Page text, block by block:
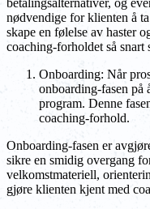
betalingsalternativer, og
nødvendige for klienten å
skape en følelse av haster
coaching-forholdet så snart
Onboarding: Når
onboarding-fasen på
program. Denne
coaching-forhold.
Onboarding-fasen er
sikre en smidig overgang
velkomstmateriell,
gjøre klienten kjent med